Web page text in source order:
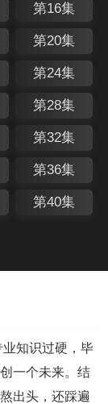
第16集
第20集
第24集
第28集
第32集
第36集
第40集
知识过硬，毕
一个未来。结
出头，还踩遍